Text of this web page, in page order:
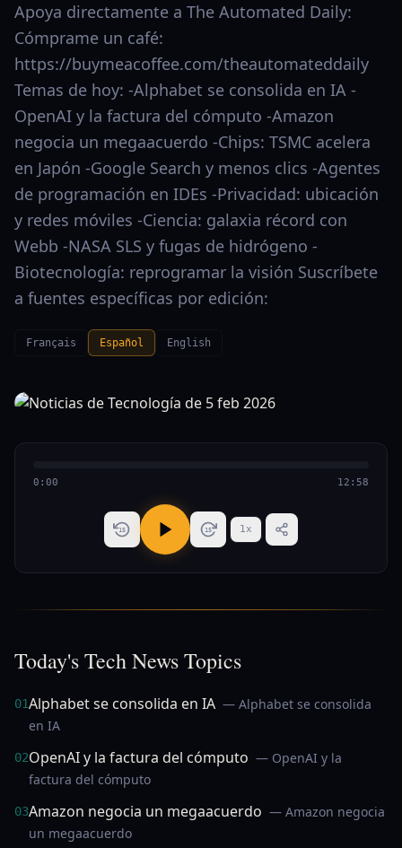
Apoya directamente a The Automated Daily:
Cómprame un café:
https://buymeacoffee.com/theautomateddaily
Temas de hoy: -Alphabet se consolida en IA -
OpenAI y la factura del cómputo -Amazon
negocia un megaacuerdo -Chips: TSMC acelera
en Japón -Google Search y menos clics -Agentes
de programación en IDEs -Privacidad: ubicación
y redes móviles -Ciencia: galaxia récord con
Webb -NASA SLS y fugas de hidrógeno -
Biotecnología: reprogramar la visión Suscríbete
a fuentes específicas por edición:
Français Español English
0:00 12:58
15 15 1x
Today's Tech News Topics
01Alphabet se consolida en IA — Alphabet se consolida
en IA
02OpenAI y la factura del cómputo — OpenAI y la
factura del cómputo
03Amazon negocia un megaacuerdo — Amazon negocia
un megaacuerdo